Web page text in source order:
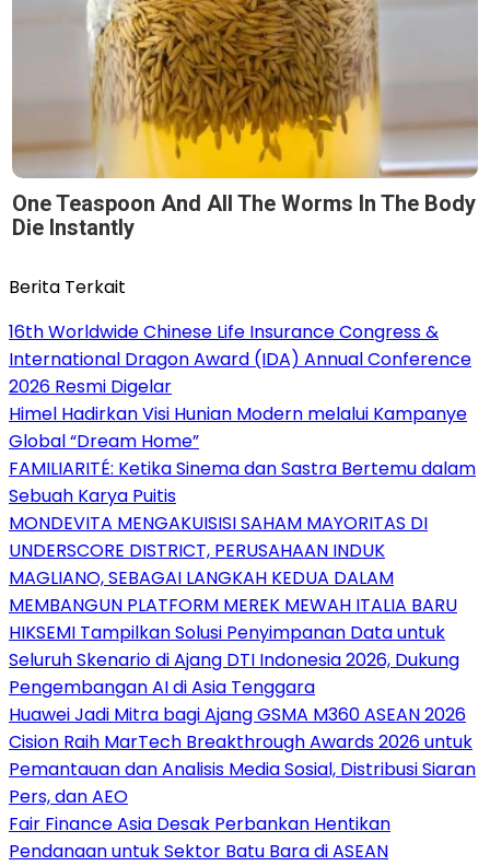
One Teaspoon And All The Worms In The Body
Die Instantly
Berita Terkait
16th Worldwide Chinese Life Insurance Congress &
International Dragon Award (IDA) Annual Conference
2026 Resmi Digelar
Himel Hadirkan Visi Hunian Modern melalui Kampanye
Global “Dream Home”
FAMILIARITÉ: Ketika Sinema dan Sastra Bertemu dalam
Sebuah Karya Puitis
MONDEVITA MENGAKUISISI SAHAM MAYORITAS DI
UNDERSCORE DISTRICT, PERUSAHAAN INDUK
MAGLIANO, SEBAGAI LANGKAH KEDUA DALAM
MEMBANGUN PLATFORM MEREK MEWAH ITALIA BARU
HIKSEMI Tampilkan Solusi Penyimpanan Data untuk
Seluruh Skenario di Ajang DTI Indonesia 2026, Dukung
Pengembangan AI di Asia Tenggara
Huawei Jadi Mitra bagi Ajang GSMA M360 ASEAN 2026
Cision Raih MarTech Breakthrough Awards 2026 untuk
Pemantauan dan Analisis Media Sosial, Distribusi Siaran
Pers, dan AEO
Fair Finance Asia Desak Perbankan Hentikan
Pendanaan untuk Sektor Batu Bara di ASEAN